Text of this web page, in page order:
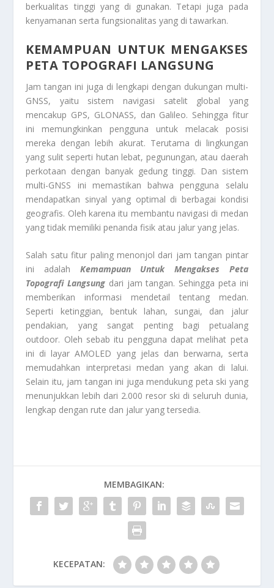
berkualitas tinggi yang di gunakan. Tetapi juga pada
kenyamanan serta fungsionalitas yang di tawarkan.
KEMAMPUAN UNTUK MENGAKSES
PETA TOPOGRAFI LANGSUNG
Jam tangan ini juga di lengkapi dengan dukungan multi-
GNSS, yaitu sistem navigasi satelit global yang
mencakup GPS, GLONASS, dan Galileo. Sehingga fitur
ini memungkinkan pengguna untuk melacak posisi
mereka dengan lebih akurat. Terutama di lingkungan
yang sulit seperti hutan lebat, pegunungan, atau daerah
perkotaan dengan banyak gedung tinggi. Dan sistem
multi-GNSS ini memastikan bahwa pengguna selalu
mendapatkan sinyal yang optimal di berbagai kondisi
geografis. Oleh karena itu membantu navigasi di medan
yang tidak memiliki penanda fisik atau jalur yang jelas.
Salah satu fitur paling menonjol dari jam tangan pintar
ini adalah Kemampuan Untuk Mengakses Peta
Topografi Langsung dari jam tangan. Sehingga peta ini
memberikan informasi mendetail tentang medan.
Seperti ketinggian, bentuk lahan, sungai, dan jalur
pendakian, yang sangat penting bagi petualang
outdoor. Oleh sebab itu pengguna dapat melihat peta
ini di layar AMOLED yang jelas dan berwarna, serta
memudahkan interpretasi medan yang akan di lalui.
Selain itu, jam tangan ini juga mendukung peta ski yang
menunjukkan lebih dari 2.000 resor ski di seluruh dunia,
lengkap dengan rute dan jalur yang tersedia.
MEMBAGIKAN:
KECEPATAN: